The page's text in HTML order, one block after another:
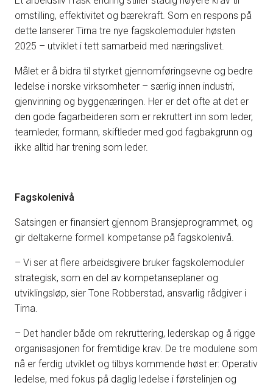
omstilling, effektivitet og bærekraft. Som en respons på
dette lanserer Tirna tre nye fagskolemoduler høsten
2025 – utviklet i tett samarbeid med næringslivet.
Målet er å bidra til styrket gjennomføringsevne og bedre
ledelse i norske virksomheter – særlig innen industri,
gjenvinning og byggenæringen. Her er det ofte at det er
den gode fagarbeideren som er rekruttert inn som leder,
teamleder, formann, skiftleder med god fagbakgrunn og
ikke alltid har trening som leder.
Fagskolenivå
Satsingen er finansiert gjennom Bransjeprogrammet, og
gir deltakerne formell kompetanse på fagskolenivå.
– Vi ser at flere arbeidsgivere bruker fagskolemoduler
strategisk, som en del av kompetanseplaner og
utviklingsløp, sier Tone Robberstad, ansvarlig rådgiver i
Tirna.
– Det handler både om rekruttering, lederskap og å rigge
organisasjonen for fremtidige krav. De tre modulene som
nå er ferdig utviklet og tilbys kommende høst er: Operativ
ledelse, med fokus på daglig ledelse i førstelinjen og